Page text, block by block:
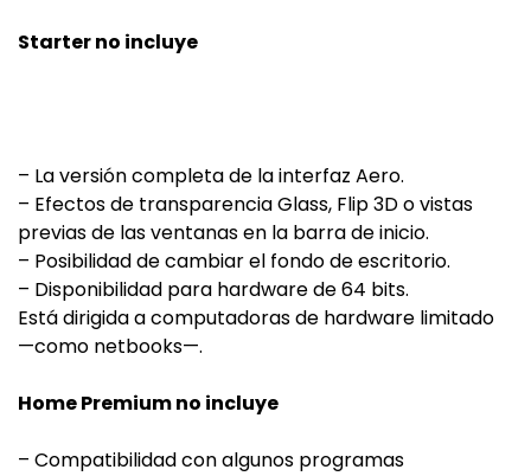
Starter no incluye
– La versión completa de la interfaz Aero.
– Efectos de transparencia Glass, Flip 3D o vistas
previas de las ventanas en la barra de inicio.
– Posibilidad de cambiar el fondo de escritorio.
– Disponibilidad para hardware de 64 bits.
Está dirigida a computadoras de hardware limitado
—como netbooks—.
Home Premium no incluye
– Compatibilidad con algunos programas